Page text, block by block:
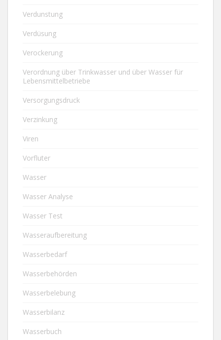
Verdunstung
Verdüsung
Verockerung
Verordnung über Trinkwasser und über Wasser für
Lebensmittelbetriebe
Versorgungsdruck
Verzinkung
Viren
Vorfluter
Wasser
Wasser Analyse
Wasser Test
Wasseraufbereitung
Wasserbedarf
Wasserbehörden
Wasserbelebung
Wasserbilanz
Wasserbuch